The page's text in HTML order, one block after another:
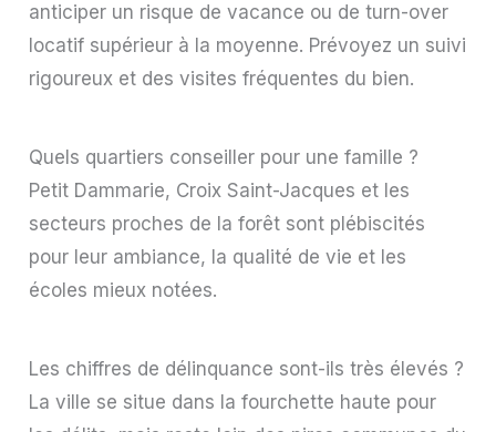
anticiper un risque de vacance ou de turn-over
locatif supérieur à la moyenne. Prévoyez un suivi
rigoureux et des visites fréquentes du bien.
Quels quartiers conseiller pour une famille ?
Petit Dammarie, Croix Saint-Jacques et les
secteurs proches de la forêt sont plébiscités
pour leur ambiance, la qualité de vie et les
écoles mieux notées.
Les chiffres de délinquance sont-ils très élevés ?
La ville se situe dans la fourchette haute pour